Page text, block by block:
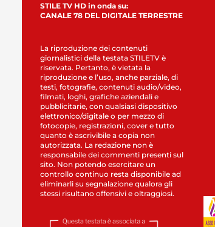
STILE TV HD in onda su:
CANALE 78 DEL DIGITALE TERRESTRE
La riproduzione dei contenuti
giornalistici della testata STILETV è
riservata. Pertanto, è vietata la
riproduzione e l’uso, anche parziale, di
testi, fotografie, contenuti audio/video,
filmati, loghi, grafiche aziendali e
pubblicitarie, con qualsiasi dispositivo
elettronico/digitale o per mezzo di
fotocopie, registrazioni, cover e tutto
quanto è ascrivibile a copia non
autorizzata. La redazione non è
responsabile dei commenti presenti sul
sito. Non potendo esercitare un
controllo continuo resta disponibile ad
eliminarli su segnalazione qualora gli
stessi risultano offensivi e oltraggiosi.